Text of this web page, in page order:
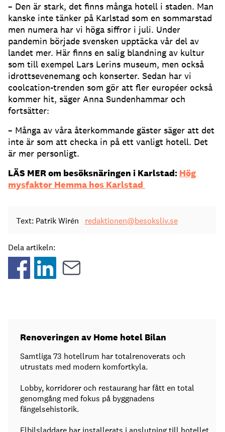
– Den är stark, det finns många hotell i staden. Man
kanske inte tänker på Karlstad som en sommarstad
men numera har vi höga siffror i juli. Under
pandemin började svensken upptäcka vår del av
landet mer. Här finns en salig blandning av kultur
som till exempel Lars Lerins museum, men också
idrottsevenemang och konserter. Sedan har vi
coolcation-trenden som gör att fler européer också
kommer hit, säger Anna Sundenhammar och
fortsätter:
– Många av våra återkommande gäster säger att det
inte är som att checka in på ett vanligt hotell. Det
är mer personligt.
LÄS MER om besöksnäringen i Karlstad: Hög
mysfaktor Hemma hos Karlstad
Text: Patrik Wirén redaktionen@besoksliv.se
Dela artikeln:
Renoveringen av Home hotel Bilan
Samtliga 73 hotellrum har totalrenoverats och
utrustats med modern komfortkyla.
Lobby, korridorer och restaurang har fått en total
genomgång med fokus på byggnadens
fängelsehistorik.